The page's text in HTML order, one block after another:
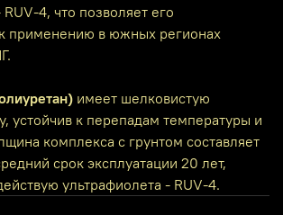
4, что позволяет его
применению в южных регионах
имеет шелковистую
устойчив к перепадам температуры и
комплекса с грунтом составляет
срок эксплуатации 20 лет,
ультрафиолета - RUV-4.